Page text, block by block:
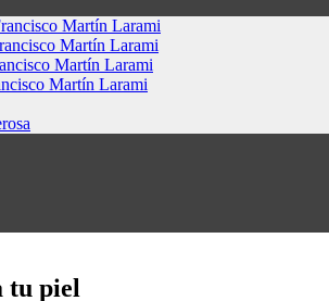
Martín Larami
Martín Larami
Martín Larami
Martín Larami
tu piel